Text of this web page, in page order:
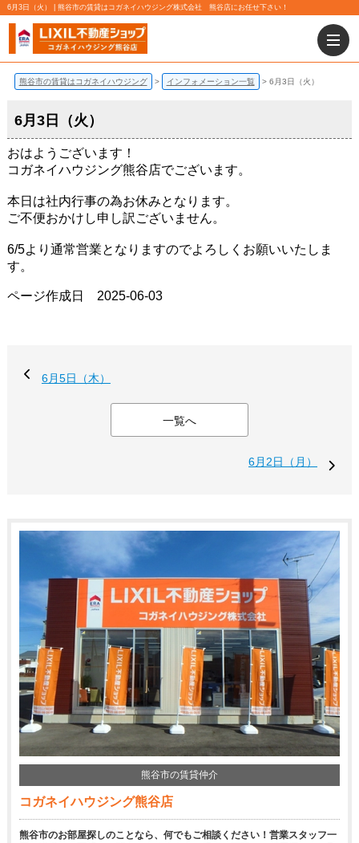
6月3日（火） | 熊谷市の賃貸はコガネイハウジング株式会社 熊谷店にお任せ下さい！
熊谷市の賃貸はコガネイハウジング インフォメーション一覧 6月3日（火）
6月3日（火）
おはようございます！
コガネイハウジング熊谷店でございます。
本日は社内行事の為お休みとなります。
ご不便おかけし申し訳ございません。
6/5より通常営業となりますのでよろしくお願いいたしま
す。
ページ作成日 2025-06-03
6月5日（木）
一覧へ
6月2日（月）
熊谷市の賃貸仲介
コガネイハウジング熊谷店
熊谷市のお部屋探しのことなら、何でもご相談ください！営業スタッフ一